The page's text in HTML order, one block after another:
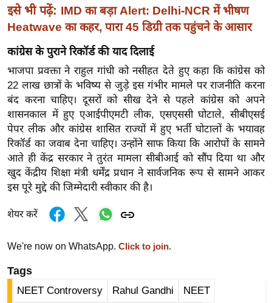
हॉ
ली
वु
ड
फि
ल्म
स
मी
क्षा
B
r
e
g
N
इसे भी पढ़ें: IMD का बड़ा Alert: Delhi-NCR में भीषण
Heatwave का कहर, पारा 45 डिग्री तक पहुंचने के आसार
कांग्रेस के पुराने रिकॉर्ड की याद दिलाई
भाजपा प्रवक्ता ने राहुल गांधी को नसीहत देते हुए कहा कि कांग्रेस को
22 लाख छात्रों के भविष्य से जुड़े इस गंभीर मामले पर राजनीति करना
बंद करना चाहिए। दूसरों को सीख देने से पहले कांग्रेस को अपने
शासनकाल में हुए एआईपीएमटी लीक, एसएससी घोटाले, सीबीएसई
पेपर लीक और कांग्रेस शासित राज्यों में हुए भर्ती घोटालों के भयावह
रिकॉर्ड का जवाब देना चाहिए। उन्होंने साफ किया कि आरोपों के सामने
आते ही केंद्र सरकार ने तुरंत मामला सीबीआई को सौंप दिया था और
खुद केंद्रीय शिक्षा मंत्री धर्मेंद्र प्रधान ने सार्वजनिक रूप से सामने आकर
इस पूरे मुद्दे की जिम्मेदारी स्वीकार की है।
शेयर करें
We're now on WhatsApp. Click to join.
Tags
NEET Controversy Rahul Gandhi NEET